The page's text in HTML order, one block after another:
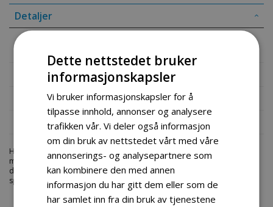
Detaljer
Skuffe 60 cm ATV graver
Mer informasjon
Produktomtaler
Fil vedlegg
Hos engrosservice.no får du kjøptskopa 60cm minigravare
markedets beste priser. Bestill enskopa-60cm-minigravare.html
dag fra Engros Service. Vi har et stort utvalg av produkter innen: Hjem,
sport og fritids segmentet. Velkommen skal du være.
Dette nettstedet bruker
informasjonskapsler
Vi bruker informasjonskapsler for å
tilpasse innhold, annonser og analysere
trafikken vår. Vi deler også informasjon
om din bruk av nettstedet vårt med våre
annonserings- og analysepartnere som
kan kombinere den med annen
informasjon du har gitt dem eller som de
har samlet inn fra din bruk av tjenestene